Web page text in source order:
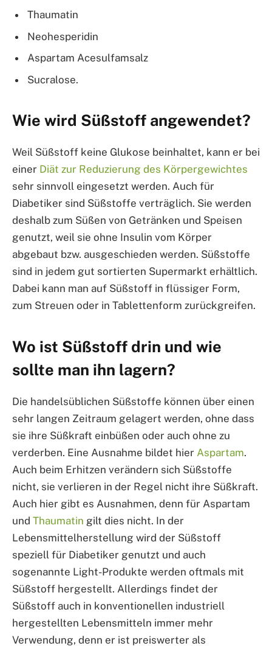
Thaumatin
Neohesperidin
Aspartam Acesulfamsalz
Sucralose.
Wie wird Süßstoff angewendet?
Weil Süßstoff keine Glukose beinhaltet, kann er bei
einer Diät zur Reduzierung des Körpergewichtes
sehr sinnvoll eingesetzt werden. Auch für
Diabetiker sind Süßstoffe verträglich. Sie werden
deshalb zum Süßen von Getränken und Speisen
genutzt, weil sie ohne Insulin vom Körper
abgebaut bzw. ausgeschieden werden. Süßstoffe
sind in jedem gut sortierten Supermarkt erhältlich.
Dabei kann man auf Süßstoff in flüssiger Form,
zum Streuen oder in Tablettenform zurückgreifen.
Wo ist Süßstoff drin und wie
sollte man ihn lagern?
Die handelsüblichen Süßstoffe können über einen
sehr langen Zeitraum gelagert werden, ohne dass
sie ihre Süßkraft einbüßen oder auch ohne zu
verderben. Eine Ausnahme bildet hier Aspartam.
Auch beim Erhitzen verändern sich Süßstoffe
nicht, sie verlieren in der Regel nicht ihre Süßkraft.
Auch hier gibt es Ausnahmen, denn für Aspartam
und Thaumatin gilt dies nicht. In der
Lebensmittelherstellung wird der Süßstoff
speziell für Diabetiker genutzt und auch
sogenannte Light-Produkte werden oftmals mit
Süßstoff hergestellt. Allerdings findet der
Süßstoff auch in konventionellen industriell
hergestellten Lebensmitteln immer mehr
Verwendung, denn er ist preiswerter als